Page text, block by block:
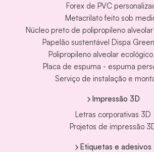
Forex de PVC
Metacrilato feito sob
Núcleo preto de polipropileno alveolar
Papelão sustentável Dispa Green
Polipropileno alveolar ecológico
Placa de espuma - espuma
Serviço de instalação e
Impressão 3D
Letras corporativas 3D
Projetos de impressão
Etiquetas e adesivos